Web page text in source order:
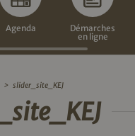
Agenda
Démarches
en ligne
> slider_site_KEJ